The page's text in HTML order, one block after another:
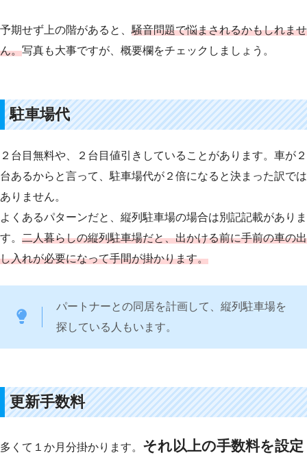
予期せず上の階があると、 騒音問題で悩まされるかもしれませ
ん。写真も大事ですが、概要欄をチェックしましょう。
駐車場代
２台目無料や、２台目値引きしていることがあります。車が２
台あるからと言って、駐車場代が２倍になると決まった訳では
ありません。
よくあるパターンだと、縦列駐車場の場合は別記記載がありま
す。 二人暮らしの縦列駐車場だと、出かける前に手前の車の出
し入れが必要になって手間が掛かります。
パートナーとの同居を計画して、縦列駐車場を
探している人もいます。
更新手数料
多くて１か月分掛かります。 それ以上の手数料を設定